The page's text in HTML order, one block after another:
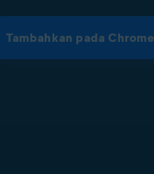
Tambahkan pada Chrome